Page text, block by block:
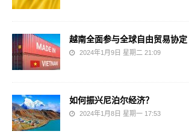
越南全面参与全球自由贸易协定
2024年1月9日 星期二 21:09
如何振兴尼泊尔经济？
2024年1月8日 星期一 17:53